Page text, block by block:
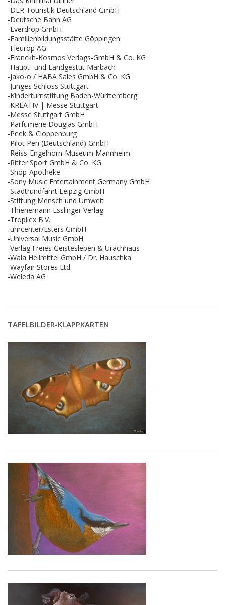
-DER Touristik Deutschland GmbH
-Deutsche Bahn AG
-Everdrop GmbH
-Familienbildungsstätte Göppingen
-Fleurop AG
-Franckh-Kosmos Verlags-GmbH & Co. KG
-Haupt- und Landgestüt Marbach
-Jako-o / HABA Sales GmbH & Co. KG
-Junges Schloss Stuttgart
-Kinderturnstiftung Baden-Württemberg
-KREATIV | Messe Stuttgart
-Messe Stuttgart GmbH
-Parfümerie Douglas GmbH
-Peek & Cloppenburg
-Pilot Pen (Deutschland) GmbH
-Reiss-Engelhorn-Museum Mannheim
-Ritter Sport GmbH & Co. KG
-Shop-Apotheke
-Sony Music Entertainment Germany GmbH
-Stadtrundfahrt Leipzig GmbH
-Stiftung Mensch und Umwelt
-Thienemann Esslinger Verlag
-Tropilex B.V.
-uhrcenter/Esters GmbH
-Universal Music GmbH
-Verlag Freies Geistesleben & Urachhaus
-Wala Heilmittel GmbH / Dr. Hauschka
-Wayfair Stores Ltd.
-Weleda AG
TAFELBILDER-KLAPPKARTEN